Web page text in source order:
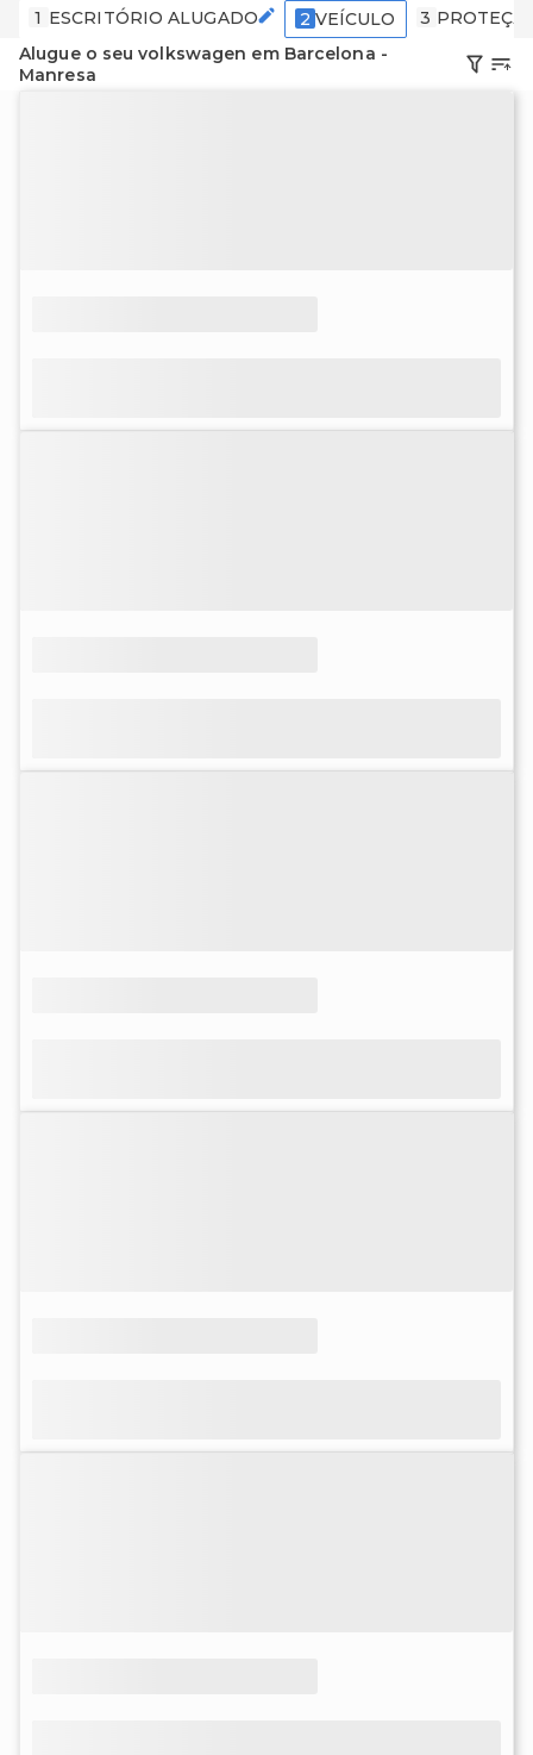
1 ESCRITÓRIO ALUGADO 2 VEÍCULO 3
Alugue o seu volkswagen em Barcelona -
Manresa